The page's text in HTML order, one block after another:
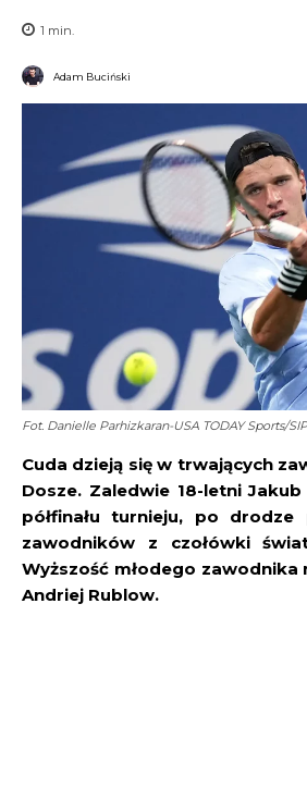
1 min.
Adam Buciński
Fot. Danielle Parhizkaran-USA TODAY Sports/
Cuda dzieją się w trwających
Dosze. Zaledwie 18-letni
półfinału turnieju, po drodze
zawodników z czołówki
Wyższość młodego zawodnika
Andriej Rublow.